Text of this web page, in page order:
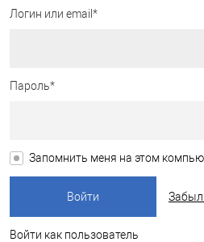
Логин или email*
Пароль*
Запомнить меня на этом
Войти как пользователь